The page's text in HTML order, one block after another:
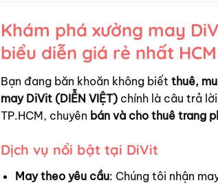
Khám phá xưởng may
biểu diễn giá rẻ nhất HCM
Bạn đang băn khoăn không biết thuê,
may DiVit (DIỄN VIỆT)chính là câu trả
TP.HCM, chuyên bán và cho thuê trang
Dịch vụ nổi bật tại DiVit
May theo yêu cầu: Chúng tôi nhận